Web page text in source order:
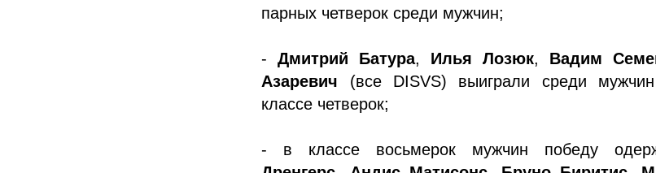
парных четверок среди мужчин;
-Дмитрий Батура, Илья Лозюк, Вадим
Азаревич (все DISVS) выиграли среди
классе четверок;
- в классе восьмерок мужчин победу